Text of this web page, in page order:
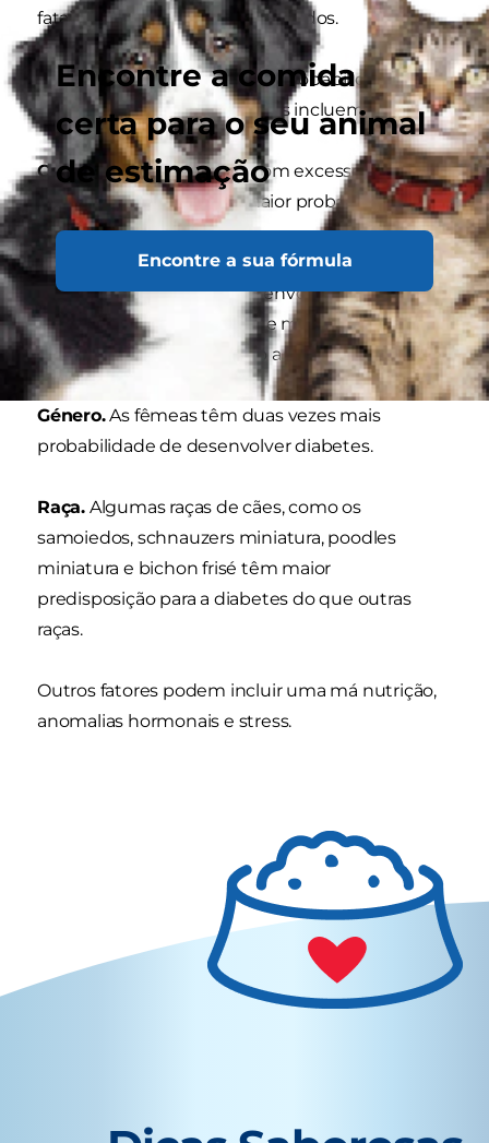
Encontre a comida
certa para o seu animal
de estimação
Encontre a sua fórmula
fatais e que devem ser controlados.
Os fatores que aumentam a probabilidade de o
seu cão desenvolver diabetes incluem:
Condição corporal.Cães com excesso de peso
ou obesidade têm uma maior probabilidade de
desenvolver diabetes.
Idade.Os cães podem desenvolver diabetes em
qualquer idade, mas a idade mais comum é
aproximadamente aos oito anos.
Género.As fêmeas têm duas vezes mais
probabilidade de desenvolver diabetes.
Raça. Algumas raças de cães, como os
samoiedos, schnauzers miniatura, poodles
miniatura e bichon frisé têm maior
predisposição para a diabetes do que outras
raças.
Outros fatores podem incluir uma má nutrição,
anomalias hormonais e stress.